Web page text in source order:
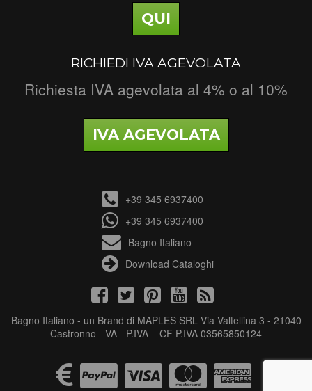
QUI
RICHIEDI IVA AGEVOLATA
Richiesta IVA agevolata al 4% o al 10%
IVA AGEVOLATA
+39 345 6937400
+39 345 6937400
Bagno Italiano
Download Cataloghi
Bagno Italiano - un Brand di MAPLES SRL Via Valtellina 3 - 21040
Castronno - VA - P.IVA – CF P.IVA 03565850124